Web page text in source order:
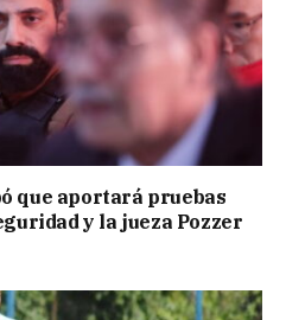
que aportará pruebas
y la jueza Pozzer